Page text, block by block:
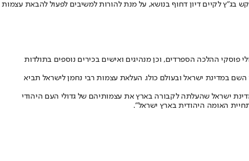
לקיים דיון דחוף בנושא, על מנת להורות למשיבים לפעול להבאת עצמות
ההלכה הספרדים, וכן מנהיגים ואישים בכירים נוספים בתולדות
במדינת ישראל ובעולם כולו. העלאת עצמות רבי נחמן לישראל תביא
ישראל שהעלתה לקבורה בארץ את עצמותיהם של גדולי העם היהודי
האומה היהודית בארץ ישראל".